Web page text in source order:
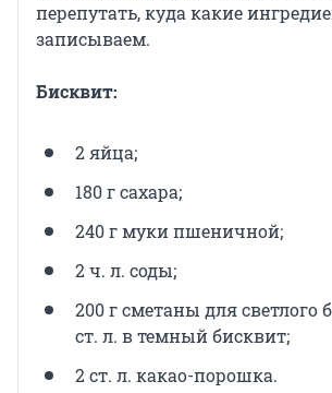
перепутать, куда какие
записываем.
Бисквит:
2 яйца;
180 г сахара;
240 г муки пшеничной;
2 ч. л. соды;
200 г сметаны для светлого
ст. л. в темный бисквит;
2 ст. л. какао-порошка.